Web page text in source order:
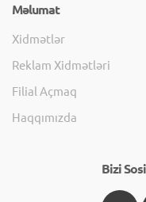
Məlumat
Xidmətlər
Reklam Xidmətləri
Filial Açmaq
Haqqımızda
Bizi